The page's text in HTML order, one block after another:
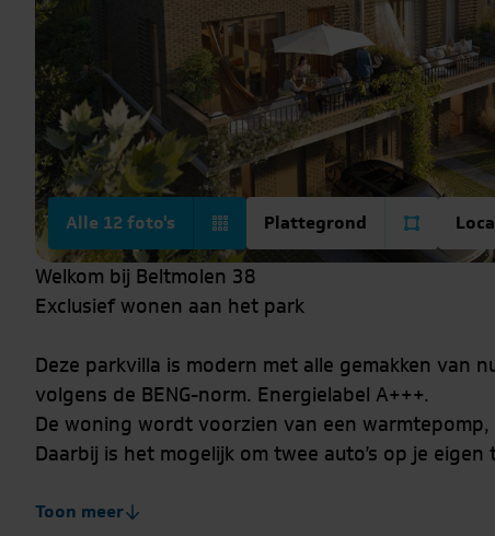
Alle 12 foto's Plattegrond
Welkom bij Beltmolen 38
Exclusief wonen aan het park
Deze parkvilla is modern met alle gemakken van
volgens de BENG-norm. Energielabel A+++.
De woning wordt voorzien van een
Daarbij is het mogelijk om twee auto’s op je
Toon meer